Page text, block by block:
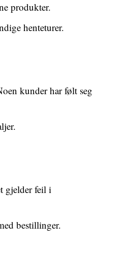
produkter.
henteturer.
kunder har følt seg
gjelder feil i
bestillinger.